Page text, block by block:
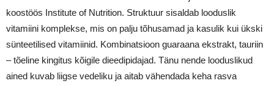
koostöös Institute of Nutrition. Struktuur sisaldab looduslik
vitamiini komplekse, mis on palju tõhusamad ja kasulik kui ükski
sünteetilised vitamiinid. Kombinatsioon guaraana ekstrakt, tauriin
– tõeline kingitus kõigile dieedipidajad. Tänu nende looduslikud
ained kuvab liigse vedeliku ja aitab vähendada keha rasva